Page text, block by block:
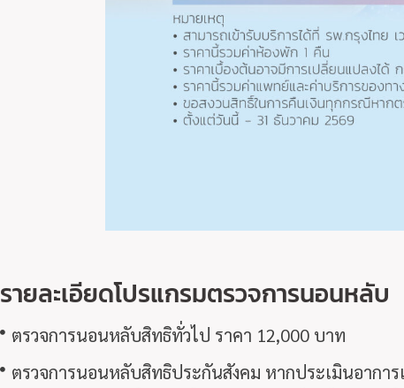
รายละเอียดโปรแกรมตรวจการนอนหลับ
ตรวจการนอนหลับสิทธิทั่วไป ราคา 12,000 บาท
ตรวจการนอนหลับสิทธิประกันสังคม หากประเมินอากา